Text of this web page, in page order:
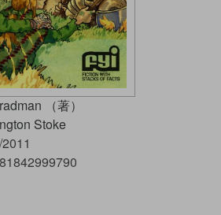
（著）
Stoke